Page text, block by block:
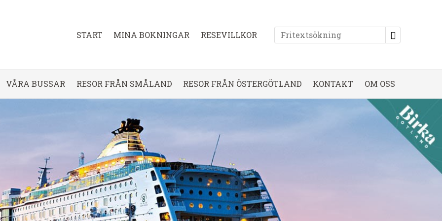
START MINA BOKNINGAR RESEVILLKOR
VÅRA BUSSAR RESOR FRÅN SMÅLAND RESOR FRÅN ÖSTERGÖTLAND KONTAKT OM OSS